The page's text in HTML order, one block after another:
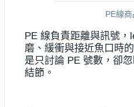
PE線
PE 線負責距離與訊號
磨、緩衝與接近魚口時
是只討論 PE 號數，卻
結節。